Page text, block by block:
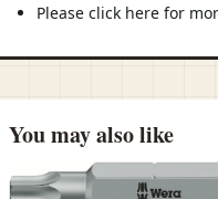
Please click here for
You may also like